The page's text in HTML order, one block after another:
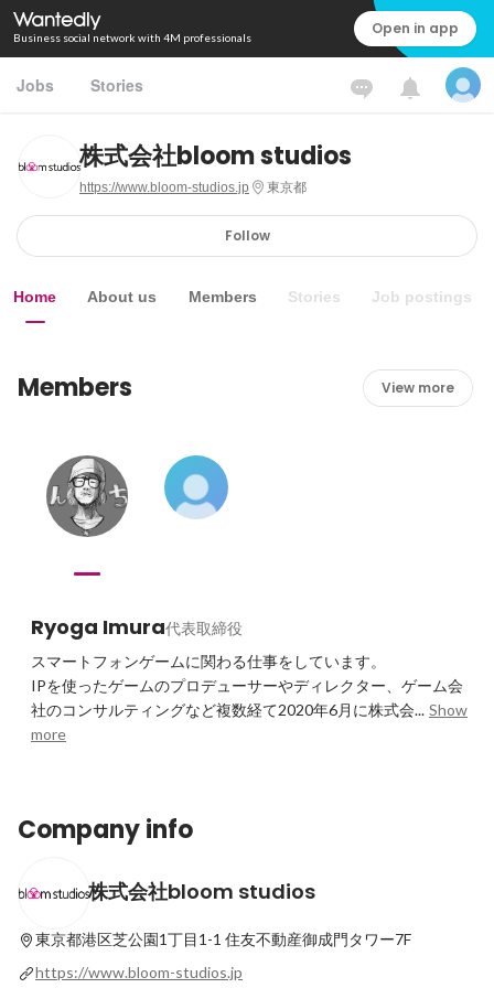
Business social network with 4M professionals Open in app
Jobs Stories
株式会社bloom studios
https://www.bloom-studios.jp 東京都
Follow
Home About us Members Stories Job postings
Members View more
Ryoga Imura代表取締役
スマートフォンゲームに関わる仕事をしています。
IPを使ったゲームのプロデューサーやディレクター、ゲーム会
社のコンサルティングなど複数経て2020年6月に株式会... Show
more
Company info
株式会社bloom studios
東京都港区芝公園1丁目1-1 住友不動産御成門タワー7F
https://www.bloom-studios.jp